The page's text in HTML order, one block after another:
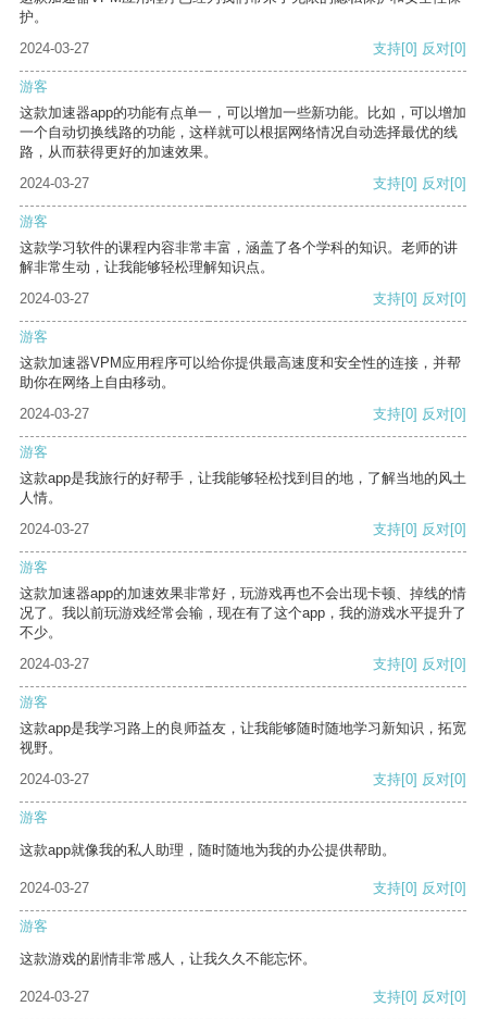
护。
2024-03-27
支持[0] 反对[0]
游客
这款加速器app的功能有点单一，可以增加一些新功能。比如，可以增加
一个自动切换线路的功能，这样就可以根据网络情况自动选择最优的线
路，从而获得更好的加速效果。
2024-03-27
支持[0] 反对[0]
游客
这款学习软件的课程内容非常丰富，涵盖了各个学科的知识。老师的讲
解非常生动，让我能够轻松理解知识点。
2024-03-27
支持[0] 反对[0]
游客
这款加速器VPM应用程序可以给你提供最高速度和安全性的连接，并帮
助你在网络上自由移动。
2024-03-27
支持[0] 反对[0]
游客
这款app是我旅行的好帮手，让我能够轻松找到目的地，了解当地的风土
人情。
2024-03-27
支持[0] 反对[0]
游客
这款加速器app的加速效果非常好，玩游戏再也不会出现卡顿、掉线的情
况了。我以前玩游戏经常会输，现在有了这个app，我的游戏水平提升了
不少。
2024-03-27
支持[0] 反对[0]
游客
这款app是我学习路上的良师益友，让我能够随时随地学习新知识，拓宽
视野。
2024-03-27
支持[0] 反对[0]
游客
这款app就像我的私人助理，随时随地为我的办公提供帮助。
2024-03-27 支持[0] 反对[0]
游客
这款游戏的剧情非常感人，让我久久不能忘怀。
2024-03-27 支持[0] 反对[0]